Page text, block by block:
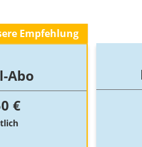
Empfehlung
Abo
€